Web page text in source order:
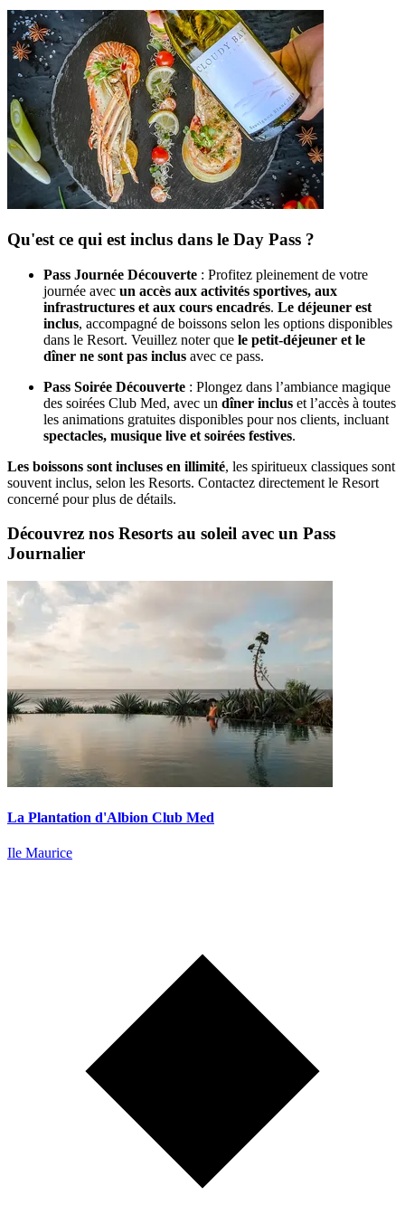
Qu'est ce qui est inclus dans le Day Pass ?
Pass Journée Découverte : Profitez pleinement de votre
journée avec un accès aux activités sportives, aux
infrastructures et aux cours encadrés. Le déjeuner est
inclus, accompagné de boissons selon les options disponibles
dans le Resort. Veuillez noter que le petit-déjeuner et le
dîner ne sont pas inclus avec ce pass.
Pass Soirée Découverte : Plongez dans l’ambiance magique
des soirées Club Med, avec un dîner inclus et l’accès à toutes
les animations gratuites disponibles pour nos clients, incluant
spectacles, musique live et soirées festives.
Les boissons sont incluses en illimité, les spiritueux classiques sont
souvent inclus, selon les Resorts. Contactez directement le Resort
concerné pour plus de détails.
Découvrez nos Resorts au soleil avec un Pass
Journalier
La Plantation d'Albion Club Med
Ile Maurice